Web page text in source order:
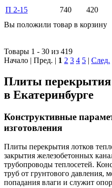
П 2-15
740 420
Вы положили товар в корзину
Товары 1 - 30 из 419
Начало | Пред. | 1 2 3 4 5 | След.
Плиты перекрытия
в Екатеринбурге
Конструктивные
изготовления
Плиты перекрытия лотков
закрытия железобетонных
трубопроводы теплосетей.
труб от грунтового давления,
попадания влаги и служит